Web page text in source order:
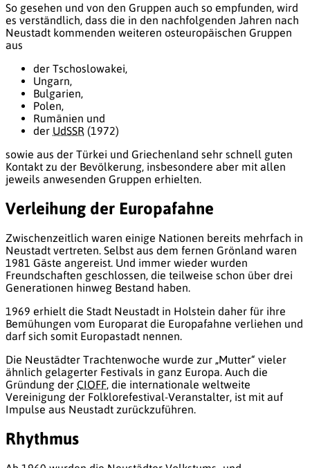
So gesehen und von den Gruppen auch so empfunden, wird
es verständlich, dass die in den nachfolgenden Jahren nach
Neustadt kommenden weiteren osteuropäischen Gruppen
aus
der Tschoslowakei,
Ungarn,
Bulgarien,
Polen,
Rumänien und
der UdSSR (1972)
sowie aus der Türkei und Griechenland sehr schnell guten
Kontakt zu der Bevölkerung, insbesondere aber mit allen
jeweils anwesenden Gruppen erhielten.
Verleihung der Europafahne
Zwischenzeitlich waren einige Nationen bereits mehrfach in
Neustadt vertreten. Selbst aus dem fernen Grönland waren
1981 Gäste angereist. Und immer wieder wurden
Freundschaften geschlossen, die teilweise schon über drei
Generationen hinweg Bestand haben.
1969 erhielt die Stadt Neustadt in Holstein daher für ihre
Bemühungen vom Europarat die Europafahne verliehen und
darf sich somit Europastadt nennen.
Die Neustädter Trachtenwoche wurde zur „Mutter“ vieler
ähnlich gelagerter Festivals in ganz Europa. Auch die
Gründung der CIOFF, die internationale weltweite
Vereinigung der Folklorefestival-Veranstalter, ist mit auf
Impulse aus Neustadt zurückzuführen.
Rhythmus